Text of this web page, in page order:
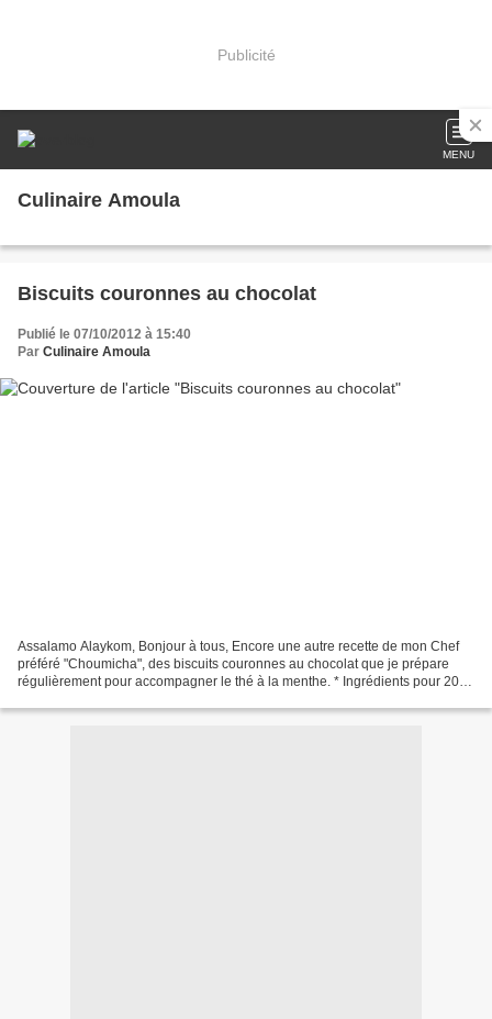
Publicité
MENU
Culinaire Amoula
Biscuits couronnes au chocolat
Publié le 07/10/2012 à 15:40
Par Culinaire Amoula
Assalamo Alaykom, Bonjour à tous, Encore une autre recette de mon Chef
préféré "Choumicha", des biscuits couronnes au chocolat que je prépare
régulièrement pour accompagner le thé à la menthe. * Ingrédients pour 20